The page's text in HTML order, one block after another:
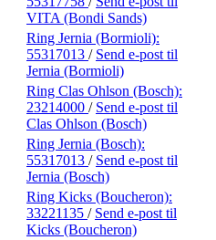
VITA (Bondi Sands)
Ring Jernia (Bormioli):
55317013 / Send e-post til
Jernia (Bormioli)
Ring Clas Ohlson (Bosch):
23214000 / Send e-post til
Clas Ohlson (Bosch)
Ring Jernia (Bosch):
55317013 / Send e-post til
Jernia (Bosch)
Ring Kicks (Boucheron):
33221135 / Send e-post til
Kicks (Boucheron)